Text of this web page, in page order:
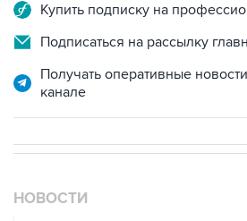
Купить подписку на
Подписаться на рассылку
Получать оперативные
канале
НОВОСТИ